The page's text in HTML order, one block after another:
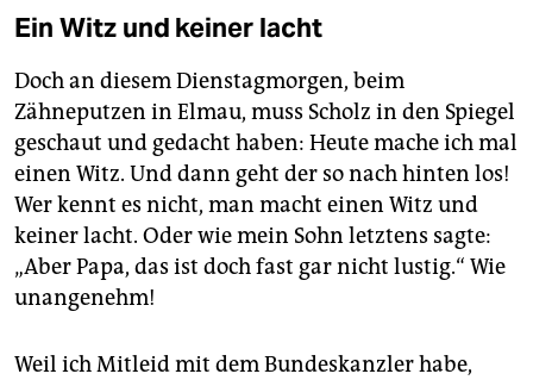
Ein Witz und keiner lacht
Doch an diesem Dienstagmorgen, beim
Zähneputzen in Elmau, muss Scholz in den Spiegel
geschaut und gedacht haben: Heute mache ich mal
einen Witz. Und dann geht der so nach hinten los!
Wer kennt es nicht, man macht einen Witz und
keiner lacht. Oder wie mein Sohn letztens sagte:
„Aber Papa, das ist doch fast gar nicht lustig.“ Wie
unangenehm!
Weil ich Mitleid mit dem Bundeskanzler habe,